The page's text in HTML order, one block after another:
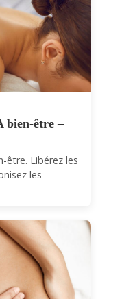
bien-être –
être. Libérez les
les